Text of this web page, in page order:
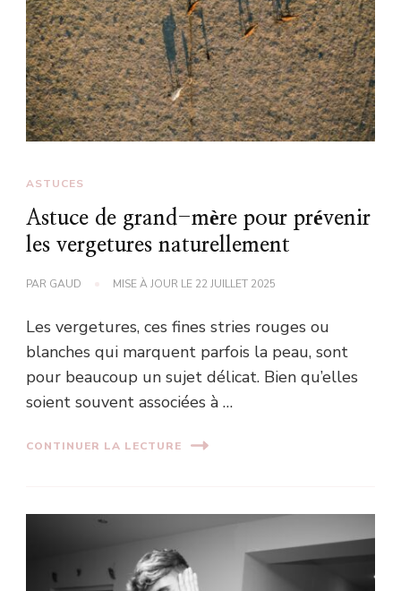
ASTUCES
Astuce de grand-mère pour prévenir
les vergetures naturellement
PAR GAUD MISE À JOUR LE 22 JUILLET 2025
Les vergetures, ces fines stries rouges ou
blanches qui marquent parfois la peau, sont
pour beaucoup un sujet délicat. Bien qu’elles
soient souvent associées à …
CONTINUER LA LECTURE